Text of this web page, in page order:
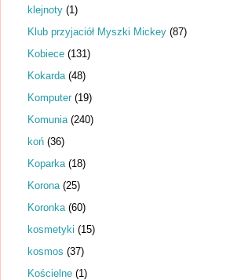
klejnoty (1)
Klub przyjaciół Myszki Mickey (87)
Kobiece (131)
Kokarda (48)
Komputer (19)
Komunia (240)
koń (36)
Koparka (18)
Korona (25)
Koronka (60)
kosmetyki (15)
kosmos (37)
Kościelne (1)